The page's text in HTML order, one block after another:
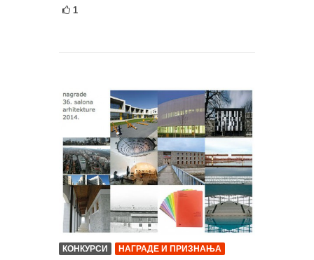
1
КОНКУРСИ НАГРАДЕ И ПРИЗНАЊА